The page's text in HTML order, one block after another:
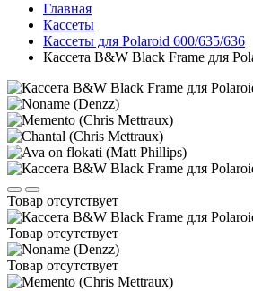
Главная
Кассеты
Кассеты для Polaroid 600/635/636
Кассета B&W Black Frame для
Товар отсутствует
Товар отсутствует
Товар отсутствует